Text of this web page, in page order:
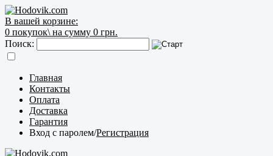
В вашей корзине:
0 покупок\ на сумму 0 грн.
Поиск:
Главная
Контакты
Оплата
Доставка
Гарантия
Вход с паролем/Регистрация